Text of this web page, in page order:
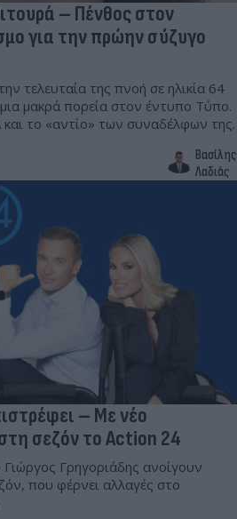
– Πένθος στον
για την πρώην σύζυγο
τελευταία της πνοή σε ηλικία 64
μακρά πορεία στον έντυπο Τύπο.
το «αντίο» των συναδέλφων της.
Βασίλης
Λαδιάς
– Με νέο
σεζόν το Action 24
Γρηγοριάδης ανοίγουν